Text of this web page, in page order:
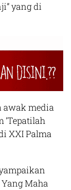
yang di
awak media
XXI Palma
Maha